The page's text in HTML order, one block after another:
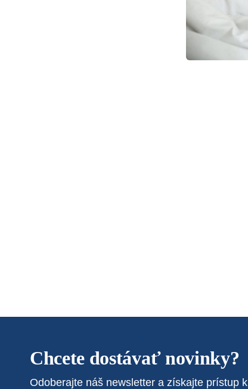
Chcete dostávať novinky?
Odoberajte náš newsletter a získajte prístup k